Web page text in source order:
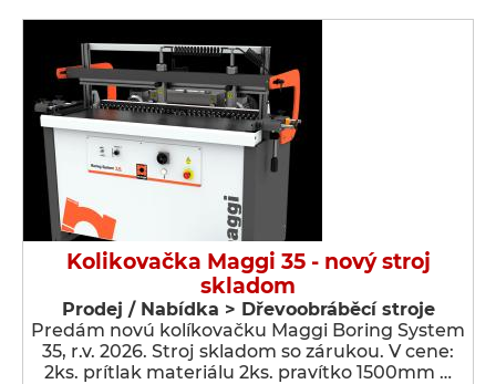
Kolikovačka Maggi 35 - nový stroj
skladom
Prodej / Nabídka > Dřevoobráběcí stroje
Predám novú kolíkovačku Maggi Boring System
35, r.v. 2026. Stroj skladom so zárukou. V cene:
2ks. prítlak materiálu 2ks. pravítko 1500mm …